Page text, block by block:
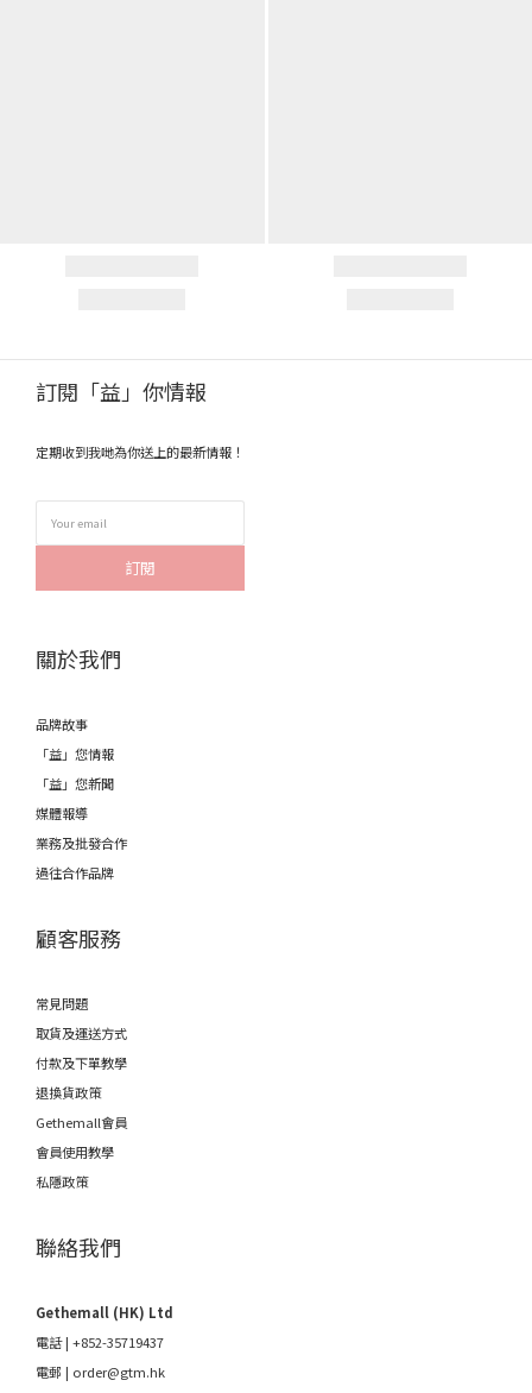
訂閱「益」你情報
定期收到我哋為你送上的最新情報！
訂閱
關於我們
品牌故事
「益」您情報
「益」您新聞
媒體報導
業務及批發合作
過往合作品牌
顧客服務
常見問題
取貨及運送方式
付款及下單教學
退換貨政策
Gethemall會員
會員使用教學
私隱政策
聯絡我們
Gethemall (HK) Ltd
電話 | +852-35719437
電郵 | order@gtm.hk